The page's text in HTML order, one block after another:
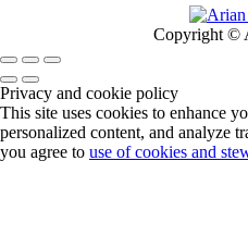
Copyright ©
Privacy and cookie policy
This site uses cookies to enhance
personalized content, and analyze
you agree to use of cookies and